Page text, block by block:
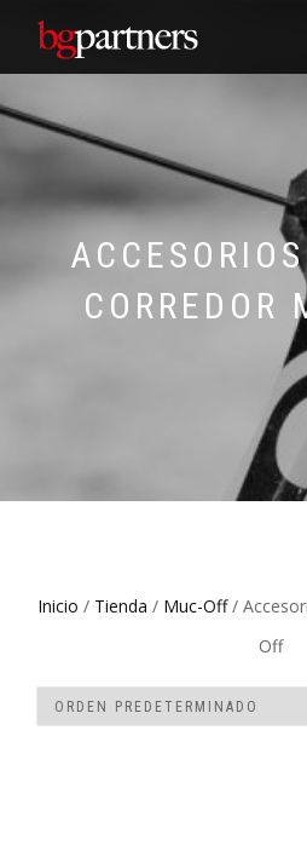
CORREDOR
Inicio / Tienda / Muc-Off/
Off